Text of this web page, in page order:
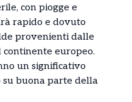
con piogge e
rapido e dovuto
provenienti dalle
europeo.
un significativo
buona parte della